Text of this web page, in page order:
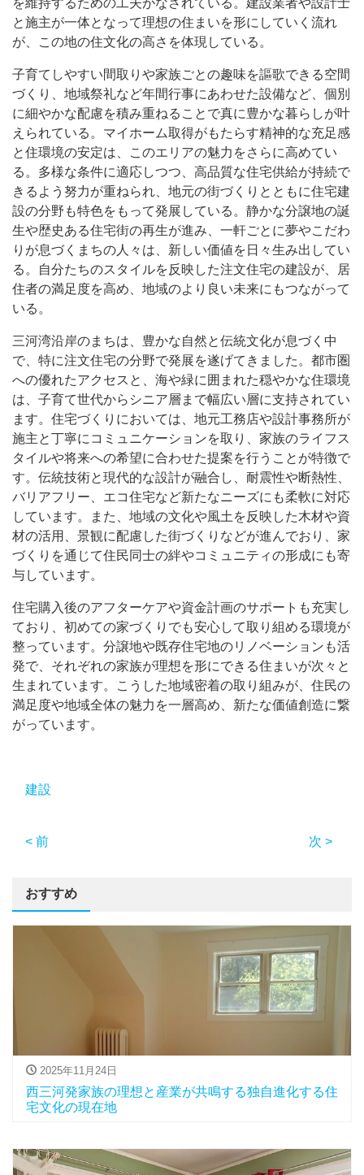
と施主が一体となって理想の住まいを形にしていく流れ
が、この地の住文化の高さを体現している。
子育てしやすい間取りや家族ごとの趣味を謳歌できる空間
づくり、地域祭礼など年間行事にあわせた設備など、個別
に細やかな配慮を積み重ねることで真に豊かな暮らしが叶
えられている。マイホーム取得がもたらす精神的な充足感
と住環境の安定は、このエリアの魅力をさらに高めてい
る。多様な条件に適応しつつ、高品質な住宅供給が持続で
きるよう努力が重ねられ、地元の街づくりとともに住宅建
設の分野も特色をもって発展している。静かな分譲地の誕
生や歴史ある住宅街の再生が進み、一軒ごとに夢やこだわ
りが息づくまちの人々は、新しい価値を日々生み出してい
る。自分たちのスタイルを反映した注文住宅の建設が、居
住者の満足度を高め、地域のより良い未来にもつながって
いる。
三河湾沿岸のまちは、豊かな自然と伝統文化が息づく中
で、特に注文住宅の分野で発展を遂げてきました。都市圏
への優れたアクセスと、海や緑に囲まれた穏やかな住環境
は、子育て世代からシニア層まで幅広い層に支持されてい
ます。住宅づくりにおいては、地元工務店や設計事務所が
施主と丁寧にコミュニケーションを取り、家族のライフス
タイルや将来への希望に合わせた提案を行うことが特徴で
す。伝統技術と現代的な設計が融合し、耐震性や断熱性、
バリアフリー、エコ住宅など新たなニーズにも柔軟に対応
しています。また、地域の文化や風土を反映した木材や資
材の活用、景観に配慮した街づくりなどが進んでおり、家
づくりを通じて住民同士の絆やコミュニティの形成にも寄
与しています。
住宅購入後のアフターケアや資金計画のサポートも充実し
ており、初めての家づくりでも安心して取り組める環境が
整っています。分譲地や既存住宅地のリノベーションも活
発で、それぞれの家族が理想を形にできる住まいが次々と
生まれています。こうした地域密着の取り組みが、住民の
満足度や地域全体の魅力を一層高め、新たな価値創造に繋
がっています。
建設
< 前 次 >
おすすめ
2025年11月24日
西三河発家族の理想と産業が共鳴する独自進化する住
宅文化の現在地